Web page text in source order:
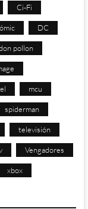
Ci-Fi
DC
pollon
mcu
spiderman
televisión
Vengadores
xbox